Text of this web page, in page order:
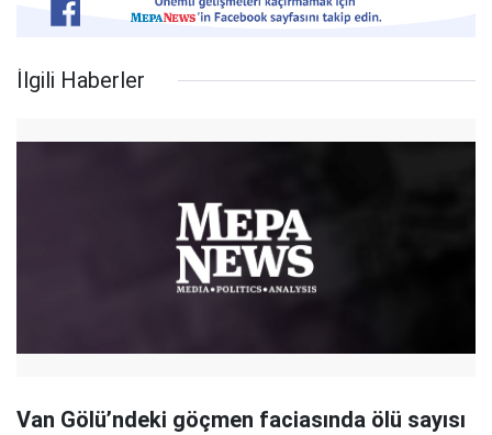
İlgili Haberler
Van Gölü’ndeki göçmen faciasında ölü sayısı